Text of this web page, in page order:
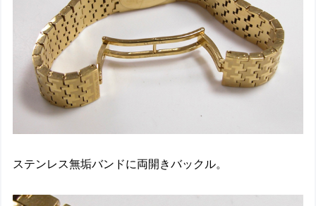
ステンレス無垢バンドに両開きバックル。